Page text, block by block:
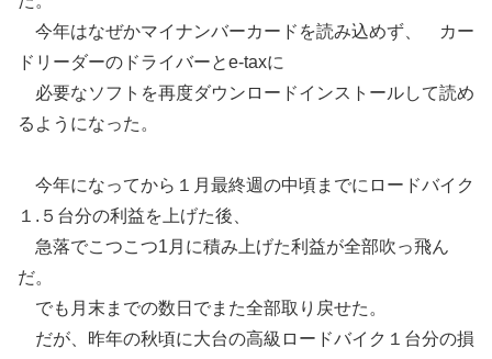
今年はなぜかマイナンバーカードを読み込めず、 カー
ドリーダーのドライバーとe-taxに
必要なソフトを再度ダウンロードインストールして読め
るようになった。
今年になってから１月最終週の中頃までにロードバイク
１.５台分の利益を上げた後、
急落でこつこつ1月に積み上げた利益が全部吹っ飛ん
だ。
でも月末までの数日でまた全部取り戻せた。
だが、昨年の秋頃に大台の高級ロードバイク１台分の損